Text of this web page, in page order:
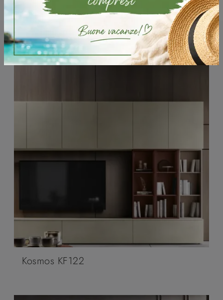
Potrebbero piacerti anche
Kosmos KF122